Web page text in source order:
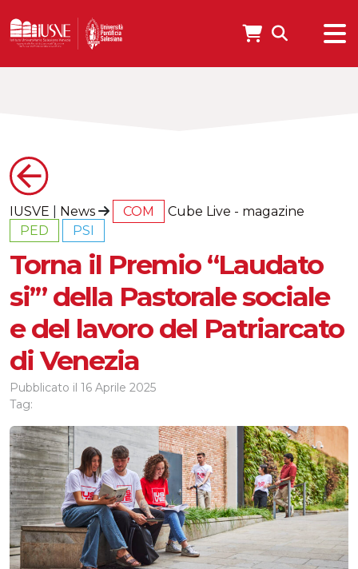
IUSVE News COM
Cube Live - magazine
PED
PSI
Torna il Premio “Laudato
si’” della Pastorale sociale
e del lavoro del Patriarcato
di Venezia
Pubblicato il 16 Aprile 2025
Tag: